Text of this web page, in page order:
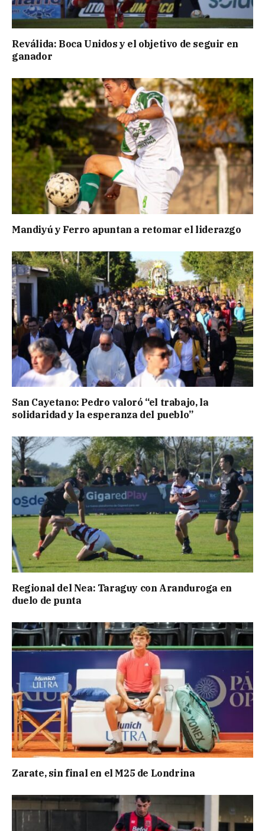
Reválida: Boca Unidos y el objetivo de seguir en
ganador
Mandiyú y Ferro apuntan a retomar el liderazgo
San Cayetano: Pedro valoró “el trabajo, la
solidaridad y la esperanza del pueblo”
Regional del Nea: Taraguy con Aranduroga en
duelo de punta
Zarate, sin final en el M25 de Londrina